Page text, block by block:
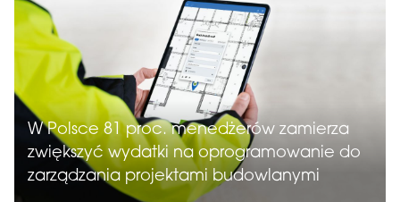
W Polsce 81 proc. menedżerów zamierza
zwiększyć wydatki na oprogramowanie do
zarządzania projektami budowlanymi